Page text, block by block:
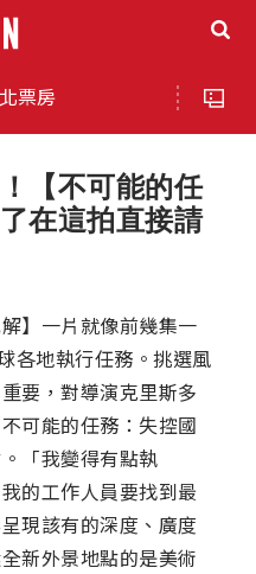
票房
【不可能的任
在這拍直接請
】一片就像前幾集一
各地執行任務。挑選風
要，對導演克里斯多
可能的任務：失控國
「我變得有點執
的工作人員要找到最
現該有的深度、廣度
新外景地點的是美術